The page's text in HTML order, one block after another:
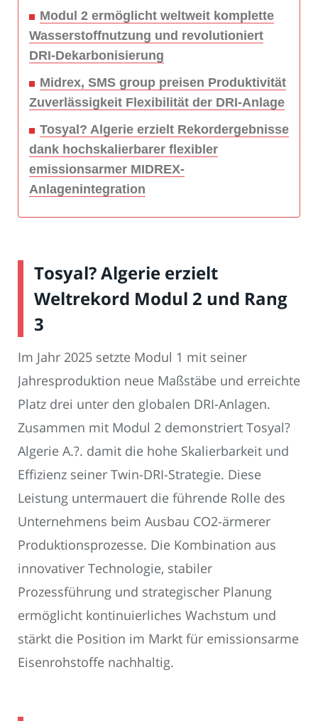
Modul 2 ermöglicht weltweit komplette
Wasserstoffnutzung und revolutioniert
DRI-Dekarbonisierung
Midrex, SMS group preisen Produktivität
Zuverlässigkeit Flexibilität der DRI-Anlage
Tosyal? Algerie erzielt Rekordergebnisse
dank hochskalierbarer flexibler
emissionsarmer MIDREX-
Anlagenintegration
Tosyal? Algerie erzielt
Weltrekord Modul 2 und Rang
3
Im Jahr 2025 setzte Modul 1 mit seiner
Jahresproduktion neue Maßstäbe und erreichte
Platz drei unter den globalen DRI-Anlagen.
Zusammen mit Modul 2 demonstriert Tosyal?
Algerie A.?. damit die hohe Skalierbarkeit und
Effizienz seiner Twin-DRI-Strategie. Diese
Leistung untermauert die führende Rolle des
Unternehmens beim Ausbau CO2-ärmerer
Produktionsprozesse. Die Kombination aus
innovativer Technologie, stabiler
Prozessführung und strategischer Planung
ermöglicht kontinuierliches Wachstum und
stärkt die Position im Markt für emissionsarme
Eisenrohstoffe nachhaltig.